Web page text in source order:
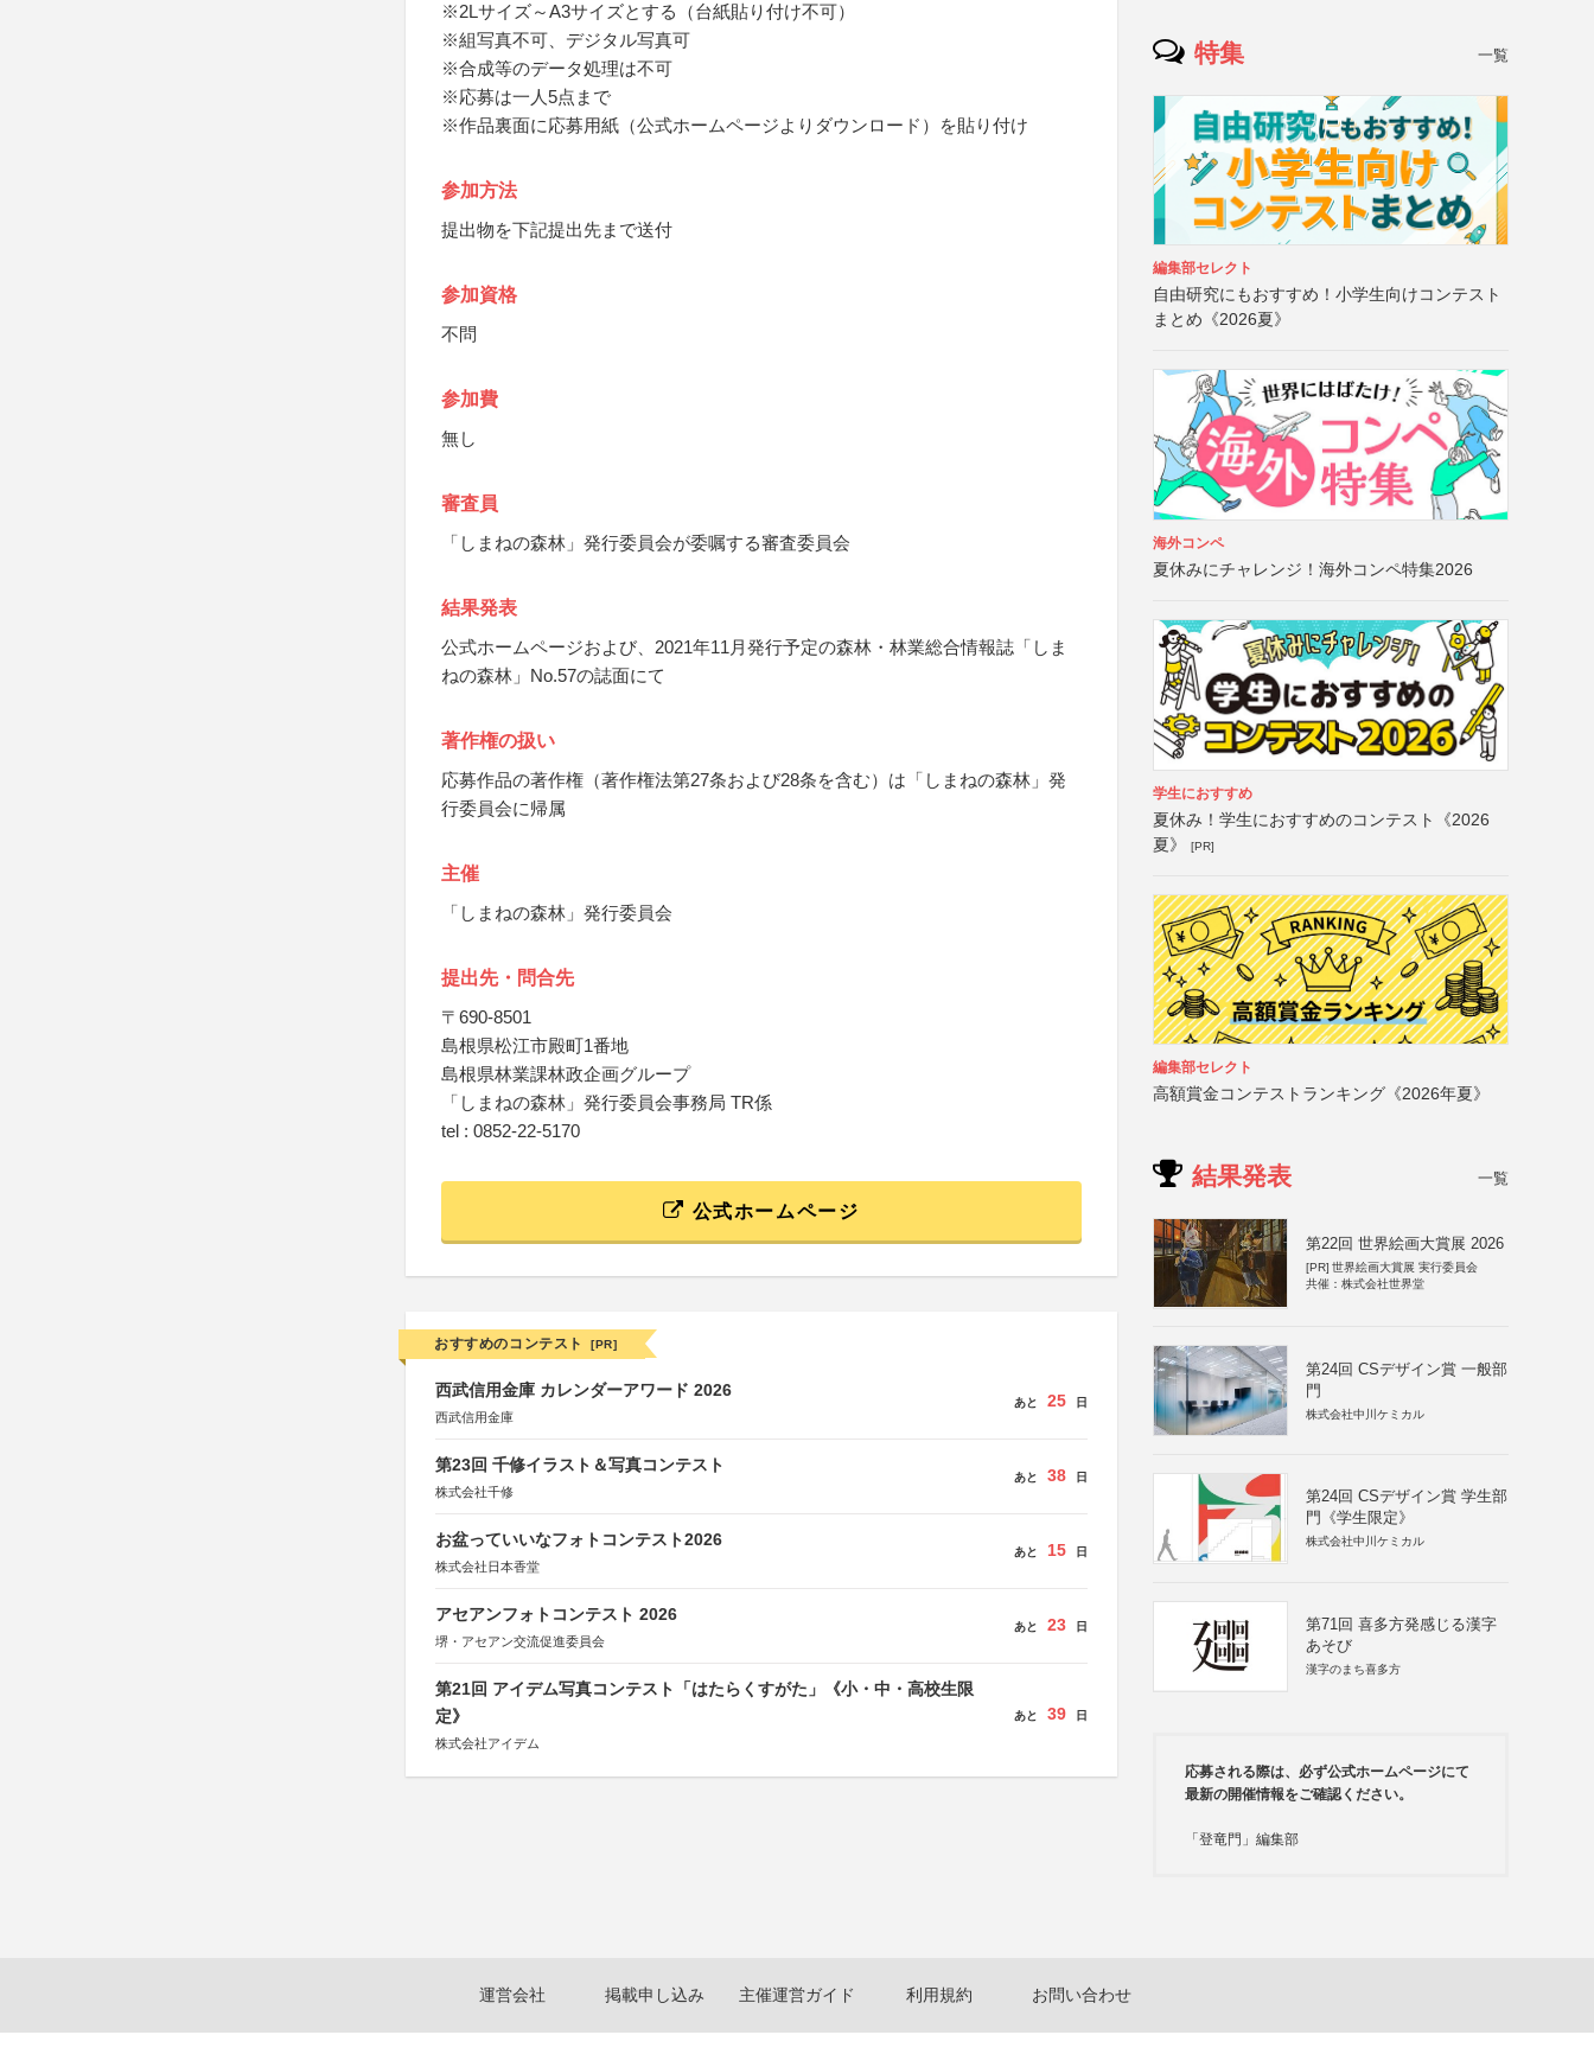
※2Lサイズ～A3サイズとする（台紙貼り付け不可）
※組写真不可、デジタル写真可
※合成等のデータ処理は不可
※応募は一人5点まで
※作品裏面に応募用紙（公式ホームページよりダウンロード）を貼り付け
参加方法
提出物を下記提出先まで送付
参加資格
不問
参加費
無し
審査員
「しまねの森林」発行委員会が委嘱する審査委員会
結果発表
公式ホームページおよび、2021年11月発行予定の森林・林業総合情報誌「しま
ねの森林」No.57の誌面にて
著作権の扱い
応募作品の著作権（著作権法第27条および28条を含む）は「しまねの森林」発
行委員会に帰属
主催
「しまねの森林」発行委員会
提出先・問合先
〒690-8501
島根県松江市殿町1番地
島根県林業課林政企画グループ
「しまねの森林」発行委員会事務局 TR係
tel : 0852-22-5170
公式ホームページ
おすすめのコンテスト [PR]
西武信用金庫 カレンダーアワード 2026
西武信用金庫
あと 25 日
第23回 千修イラスト＆写真コンテスト
株式会社千修
あと 38 日
お盆っていいなフォトコンテスト2026
株式会社日本香堂
あと 15 日
アセアンフォトコンテスト 2026
堺・アセアン交流促進委員会
あと 23 日
第21回 アイデム写真コンテスト「はたらくすがた」《小・中・高校生限
定》
株式会社アイデム
あと 39 日
特集 一覧
編集部セレクト
自由研究にもおすすめ！小学生向けコンテスト
まとめ《2026夏》
海外コンペ
夏休みにチャレンジ！海外コンペ特集2026
学生におすすめ
夏休み！学生におすすめのコンテスト《2026
夏》
[PR]
編集部セレクト
高額賞金コンテストランキング《2026年夏》
結果発表 一覧
第22回 世界絵画大賞展 2026
[PR] 世界絵画大賞展 実行委員会
共催：株式会社世界堂
第24回 CSデザイン賞 一般部
門
株式会社中川ケミカル
第24回 CSデザイン賞 学生部
門《学生限定》
株式会社中川ケミカル
第71回 喜多方発感じる漢字
あそび
漢字のまち喜多方
応募される際は、必ず公式ホームページにて
最新の開催情報をご確認ください。
「登竜門」編集部
運営会社 掲載申し込み 主催運営ガイド 利用規約 お問い合わせ